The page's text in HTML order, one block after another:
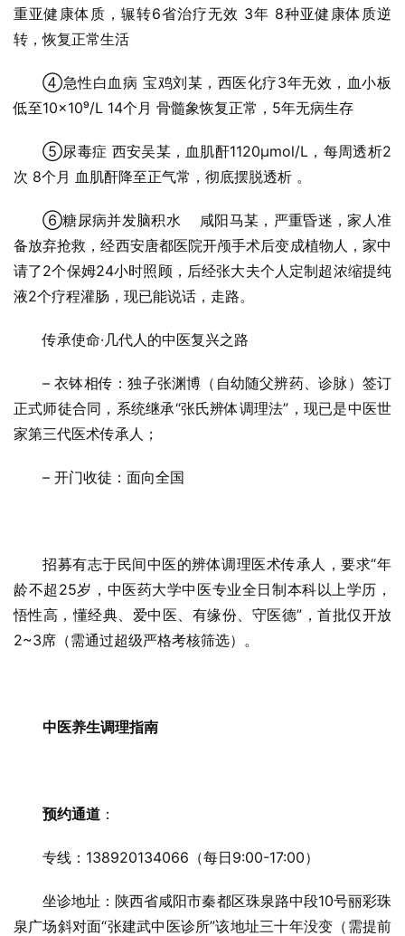
重亚健康体质，辗转6省治疗无效 3年 8种亚健康体质逆
转，恢复正常生活
④急性白血病 宝鸡刘某，西医化疗3年无效，血小板
低至10×10⁹/L 14个月 骨髓象恢复正常，5年无病生存
⑤尿毒症 西安吴某，血肌酐1120μmol/L，每周透析2
次 8个月 血肌酐降至正气常，彻底摆脱透析 。
⑥糖尿病并发脑积水    咸阳马某，严重昏迷，家人准
备放弃抢救，经西安唐都医院开颅手术后变成植物人，家中
请了2个保姆24小时照顾，后经张大夫个人定制超浓缩提纯
液2个疗程灌肠，现已能说话，走路。
传承使命·几代人的中医复兴之路
– 衣钵相传：独子张渊博（自幼随父辨药、诊脉）签订
正式师徒合同，系统继承“张氏辨体调理法”，现已是中医世
家第三代医术传承人；
– 开门收徒：面向全国
招募有志于民间中医的辨体调理医术传承人，要求“年
龄不超25岁，中医药大学中医专业全日制本科以上学历，
悟性高，懂经典、爱中医、有缘份、守医德”，首批仅开放
2~3席（需通过超级严格考核筛选）。
中医养生调理指南
预约通道 ：
专线：138920134066（每日9:00-17:00）
坐诊地址：陕西省咸阳市秦都区珠泉路中段10号丽彩珠
泉广场斜对面“张建武中医诊所”该地址三十年没变（需提前